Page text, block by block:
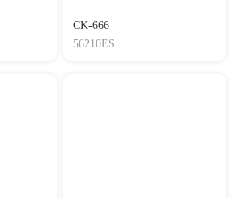
CK-666
56210ES